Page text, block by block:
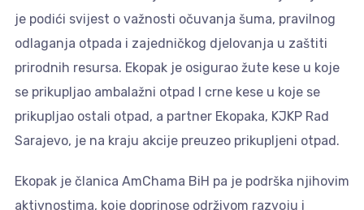
je podići svijest o važnosti očuvanja šuma, pravilnog
odlaganja otpada i zajedničkog djelovanja u zaštiti
prirodnih resursa. Ekopak je osigurao žute kese u koje
se prikupljao ambalažni otpad I crne kese u koje se
prikupljao ostali otpad, a partner Ekopaka, KJKP Rad
Sarajevo, je na kraju akcije preuzeo prikupljeni otpad.
Ekopak je članica AmChama BiH pa je podrška njihovim
aktivnostima, koje doprinose održivom razvoju i